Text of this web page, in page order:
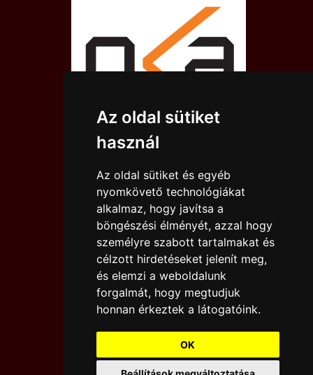
Az oldal sütiket
használ
Az oldal sütiket és egyéb
nyomkövető technológiákat
alkalmaz, hogy javítsa a
böngészési élményét, azzal hogy
személyre szabott tartalmakat és
célzott hirdetéseket jelenít meg,
és elemzi a weboldalunk
forgalmát, hogy megtudjuk
honnan érkeztek a látogatóink.
OK
IMPRESSZUM
JOGI NYILATKOZAT
KAPCSOLAT
KARCMÉDIA